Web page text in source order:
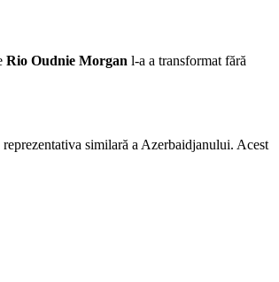
Rio Oudnie Morgan l-a a transformat fără
similară a Azerbaidjanului. Acest